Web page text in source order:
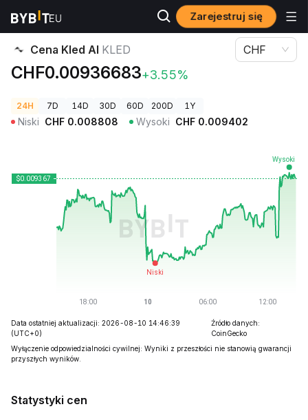
Zarejestruj się
Ceny kryptowalut Cena Kled AI KLED
Cena Kled AI KLED
CHF0.00936683+3.55%
CHF
24H 7D 14D 30D 60D 200D 1Y
Niski CHF 0.008808 Wysoki CHF 0.009402
Data ostatniej aktualizacji: 2026-08-10 14:46:39
(UTC+0)
Źródło danych:
CoinGecko
Wyłączenie odpowiedzialności cywilnej: Wyniki z przeszłości nie stanowią gwarancji
przyszłych wyników.
Statystyki cen